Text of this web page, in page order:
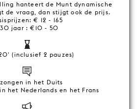
hanteert de Munt dynamische
de vraag, dan stijgt ook de prijs.
€ 12 - 165
jaar : €10 - 50
(inclusief 2 pauzes)
in het Duits
het Nederlands en het Frans